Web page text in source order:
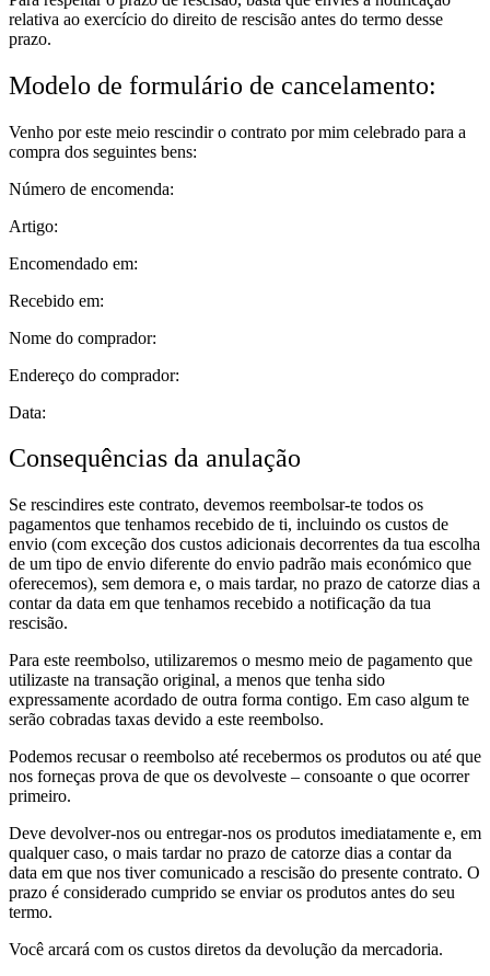
relativa ao exercício do direito de rescisão antes do termo desse
prazo.
Modelo de formulário de cancelamento:
Venho por este meio rescindir o contrato por mim celebrado para a
compra dos seguintes bens:
Número de encomenda:
Artigo:
Encomendado em:
Recebido em:
Nome do comprador:
Endereço do comprador:
Data:
Consequências da anulação
Se rescindires este contrato, devemos reembolsar-te todos os
pagamentos que tenhamos recebido de ti, incluindo os custos de
envio (com exceção dos custos adicionais decorrentes da tua escolha
de um tipo de envio diferente do envio padrão mais económico que
oferecemos), sem demora e, o mais tardar, no prazo de catorze dias a
contar da data em que tenhamos recebido a notificação da tua
rescisão.
Para este reembolso, utilizaremos o mesmo meio de pagamento que
utilizaste na transação original, a menos que tenha sido
expressamente acordado de outra forma contigo. Em caso algum te
serão cobradas taxas devido a este reembolso.
Podemos recusar o reembolso até recebermos os produtos ou até que
nos forneças prova de que os devolveste – consoante o que ocorrer
primeiro.
Deve devolver-nos ou entregar-nos os produtos imediatamente e, em
qualquer caso, o mais tardar no prazo de catorze dias a contar da
data em que nos tiver comunicado a rescisão do presente contrato. O
prazo é considerado cumprido se enviar os produtos antes do seu
termo.
Você arcará com os custos diretos da devolução da mercadoria.